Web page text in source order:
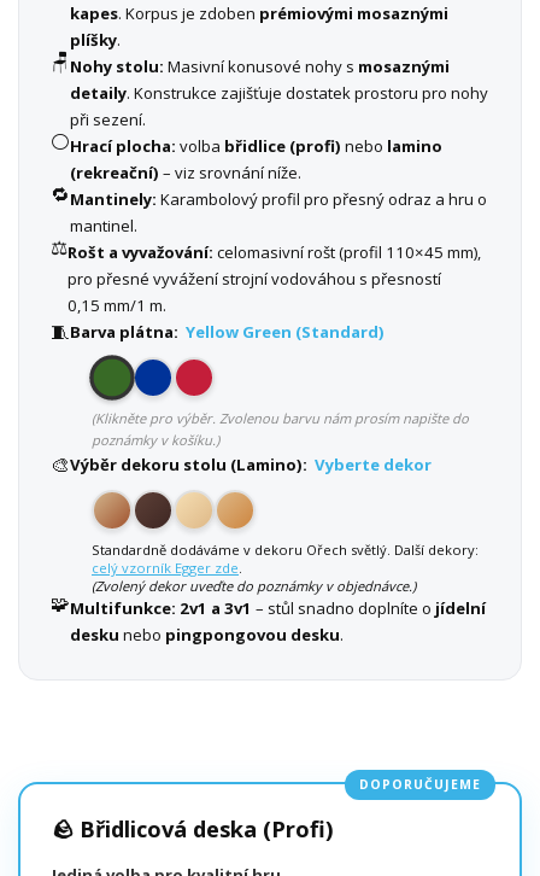
kapes. Korpus je zdoben prémiovými mosaznými
plíšky.
🪑 Nohy stolu: Masivní konusové nohy s mosaznými
detaily. Konstrukce zajišťuje dostatek prostoru pro nohy
při sezení.
⚪Hrací plocha: volba břidlice (profi) nebo lamino
(rekreační) – viz srovnání níže.
🔁Mantinely: Karambolový profil pro přesný odraz a hru o
mantinel.
⚖️Rošt a vyvažování: celomasivní rošt (profil 110×45 mm),
pro přesné vyvážení strojní vodováhou s přesností
0,15 mm/1 m.
🧵Barva plátna: Yellow Green (Standard)
(Klikněte pro výběr. Zvolenou barvu nám prosím napište do
poznámky v košíku.)
🎨Výběr dekoru stolu (Lamino): Vyberte dekor
Standardně dodáváme v dekoru Ořech světlý. Další dekory:
celý vzorník Egger zde.
(Zvolený dekor uveďte do poznámky v objednávce.)
🧩Multifunkce: 2v1 a 3v1 – stůl snadno doplníte o jídelní
desku nebo pingpongovou desku.
DOPORUČUJEME
🪨 Břidlicová deska (Profi)